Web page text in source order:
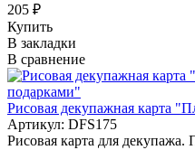
205 ₽
Купить
В закладки
В сравнение
Рисовая декупажная карта
Артикул: DFS175
Рисовая карта для декупажа.